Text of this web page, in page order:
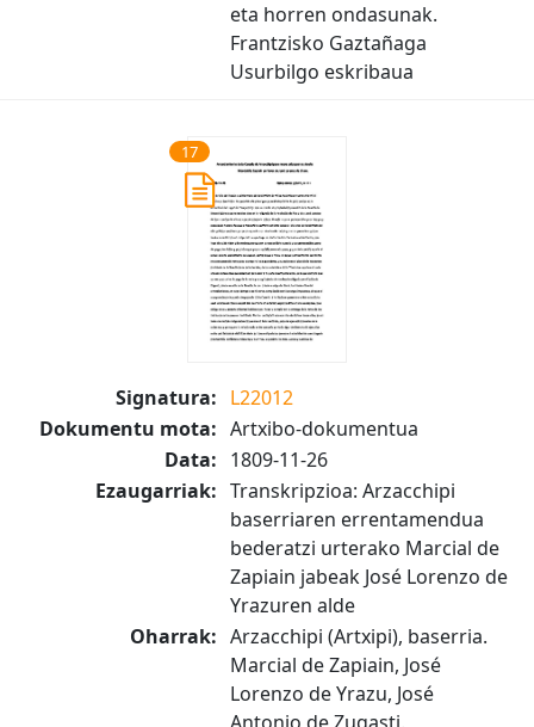
eta horren ondasunak.
Frantzisko Gaztañaga
Usurbilgo eskribaua
17
Signatura: L22012
Dokumentu mota: Artxibo-dokumentua
Data: 1809-11-26
Ezaugarriak: Transkripzioa: Arzacchipi
baserriaren errentamendua
bederatzi urterako Marcial de
Zapiain jabeak José Lorenzo de
Yrazuren alde
Oharrak: Arzacchipi (Artxipi), baserria.
Marcial de Zapiain, José
Lorenzo de Yrazu, José